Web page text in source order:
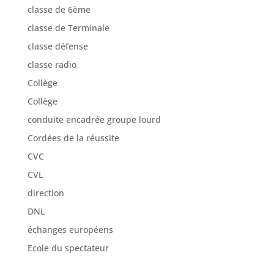
classe de 6ème
classe de Terminale
classe défense
classe radio
Collège
Collège
conduite encadrée groupe lourd
Cordées de la réussite
CVC
CVL
direction
DNL
échanges européens
Ecole du spectateur